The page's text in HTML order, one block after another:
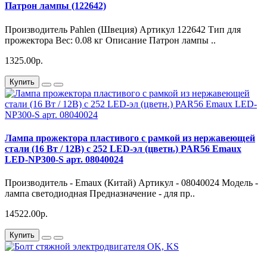
Патрон лампы (122642)
Производитель Pahlen (Швеция) Артикул 122642 Тип для
прожектора Вес: 0.08 кг Описание Патрон лампы ..
1325.00р.
Купить
Лампа прожектора пластивого с рамкой из нержавеющей
стали (16 Вт / 12В) с 252 LED-эл (цветн.) PAR56 Emaux
LED-NP300-S арт. 08040024
Производитель - Emaux (Китай) Артикул - 08040024 Модель -
лампа светодиодная Предназначение - для пр..
14522.00р.
Купить